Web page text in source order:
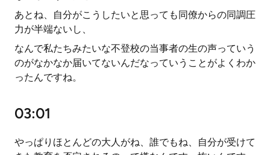
あとね、自分がこうしたいと思っても同僚からの同調圧
力が半端ないし、
なんで私たちみたいな不登校の当事者の生の声っていう
のがなかなか届いてないんだなっていうことがよくわか
ったんですね。
03:01
やっぱりほとんどの大人がね、誰でもね、自分が受けて